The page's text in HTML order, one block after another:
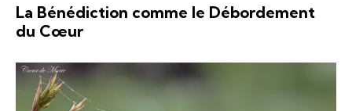
La Bénédiction comme le Débordement
du Cœur